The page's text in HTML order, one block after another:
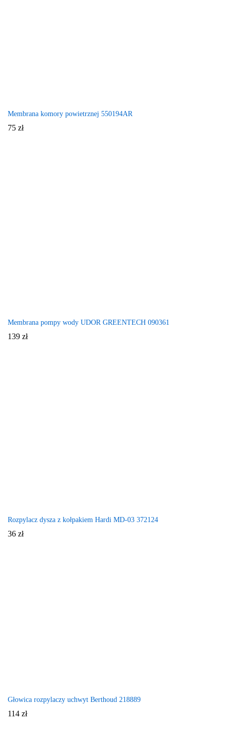
Membrana komory powietrznej 550194AR
75 zł
Membrana pompy wody UDOR GREENTECH 090361
139 zł
Rozpylacz dysza z kołpakiem Hardi MD-03 372124
36 zł
Głowica rozpylaczy uchwyt Berthoud 218889
114 zł